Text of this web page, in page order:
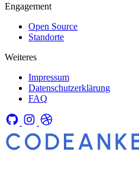
Engagement
Open Source
Standorte
Weiteres
Impressum
Datenschutzerklärung
FAQ